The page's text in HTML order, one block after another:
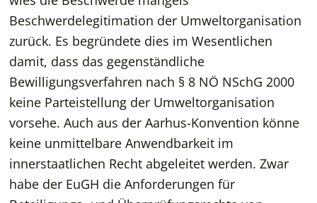
Beschwerdelegitimation der Umweltorganisation
zurück. Es begründete dies im Wesentlichen
damit, dass das gegenständliche
Bewilligungsverfahren nach § 8 NÖ NSchG 2000
keine Parteistellung der Umweltorganisation
vorsehe. Auch aus der Aarhus-Konvention könne
keine unmittelbare Anwendbarkeit im
innerstaatlichen Recht abgeleitet werden. Zwar
habe der EuGH die Anforderungen für